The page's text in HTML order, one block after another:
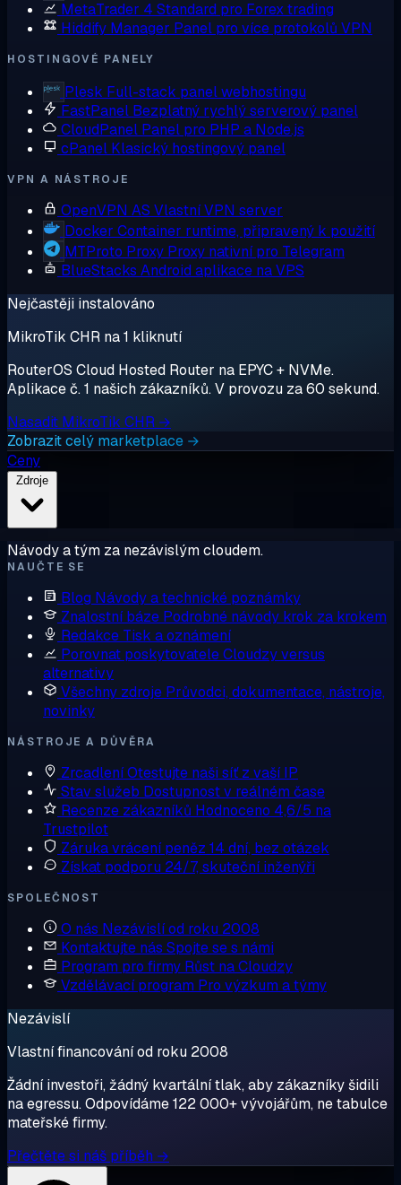
MetaTrader 4 Standard pro Forex trading
Hiddify Manager Panel pro více protokolů VPN
HOSTINGOVÉ PANELY
Plesk Full-stack panel webhostingu
FastPanel Bezplatný rychlý serverový panel
CloudPanel Panel pro PHP a Node.js
cPanel Klasický hostingový panel
VPN A NÁSTROJE
OpenVPN AS Vlastní VPN server
Docker Container runtime, připravený k použití
MTProto Proxy Proxy nativní pro Telegram
BlueStacks Android aplikace na VPS
Nejčastěji instalováno
MikroTik CHR na 1 kliknutí
RouterOS Cloud Hosted Router na EPYC + NVMe.
Aplikace č. 1 našich zákazníků. V provozu za 60 sekund.
Nasadit MikroTik CHR →
Zobrazit celý marketplace →
Ceny
Návody a tým za nezávislým cloudem.
NAUČTE SE
Blog Návody a technické poznámky
Znalostní báze Podrobné návody krok za krokem
Redakce Tisk a oznámení
Porovnat poskytovateleCloudzy versus
alternativy
Všechny zdroje Průvodci, dokumentace, nástroje,
novinky
NÁSTROJE A DŮVĚRA
ZrcadleníOtestujte naši síť z vaší IP
Stav služeb Dostupnost v reálném čase
Recenze zákazníků Hodnoceno 4,6/5 na
Trustpilot
Záruka vrácení peněz 14 dní, bez otázek
Získat podporu 24/7, skuteční inženýři
SPOLEČNOST
O nás Nezávislí od roku 2008
Kontaktujte nás Spojte se s námi
Program pro firmy Růst na Cloudzy
Vzdělávací program Pro výzkum a týmy
Nezávislí
Vlastní financování od roku 2008
Žádní investoři, žádný kvartální tlak, aby zákazníky šidili
na egressu. Odpovídáme 122 000+ vývojářům, ne tabulce
mateřské firmy.
Přečtěte si náš příběh →